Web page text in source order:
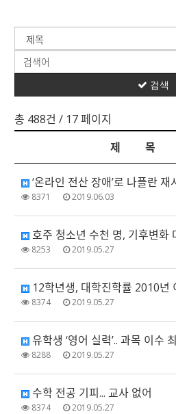
총 488건 / 17 페이지
검색
제 목
‘온라인 전산 장애’로 나플란 재
8371 2019.06.03
호주 청소년 수천 명, 기후변화
8253 2019.05.27
12학년생, 대학진학률 2010년
8374 2019.05.27
유학생 ‘영어 실력’.. 과목 이수
8288 2019.05.27
수학 전공 기피... 교사 없어
8374 2019.05.27